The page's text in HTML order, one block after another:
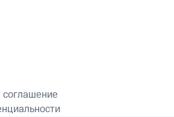
соглашение